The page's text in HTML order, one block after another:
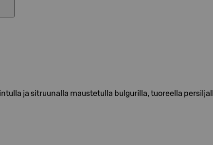
ja sitruunalla maustetulla bulgurilla, tuoreella